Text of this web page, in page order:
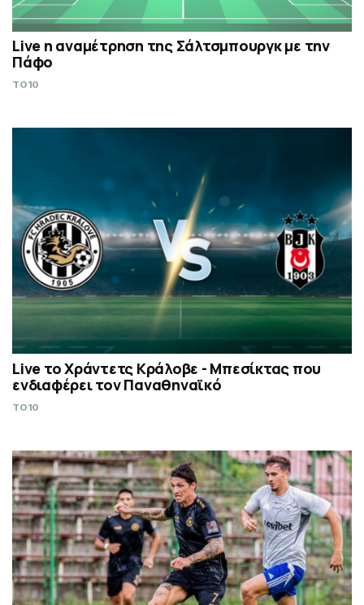
Live η αναμέτρηση της Σάλτσμπουργκ με την
Πάφο
TO10
Live το Χράντετς Κράλοβε - Μπεσίκτας που
ενδιαφέρει τον Παναθηναϊκό
TO10